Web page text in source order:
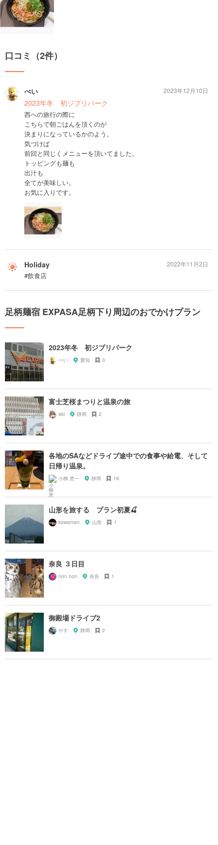
口コミ（2件）
ぺい
2023年冬 初ジブリパーク
西への旅行の際に
こちらで朝ごはんを頂くのが
決まりになっているかのよう。
気づけば
前回と同じくメニューを頂いてました。
トッピングも麺も
出汁も
全てが美味しい。
お気に入りです。
2023年12月10日
Holiday
#飲食店
2022年11月2日
足柄麺宿 EXPASA足柄下り周辺のおでかけプラン
2023年冬 初ジブリパーク
ぺい 愛知 0
富士芝桜まつりと温泉の旅
aki 静岡 2
各地のSAなどドライブ途中での食事や給電、そして
日帰り温泉。
小柳 恵一 静岡 16
山形を旅する プラン初夏🍒
kawaman 山形 1
奈良 ３日目
non non 奈良 1
御殿場ドライブ2
やす 静岡 2